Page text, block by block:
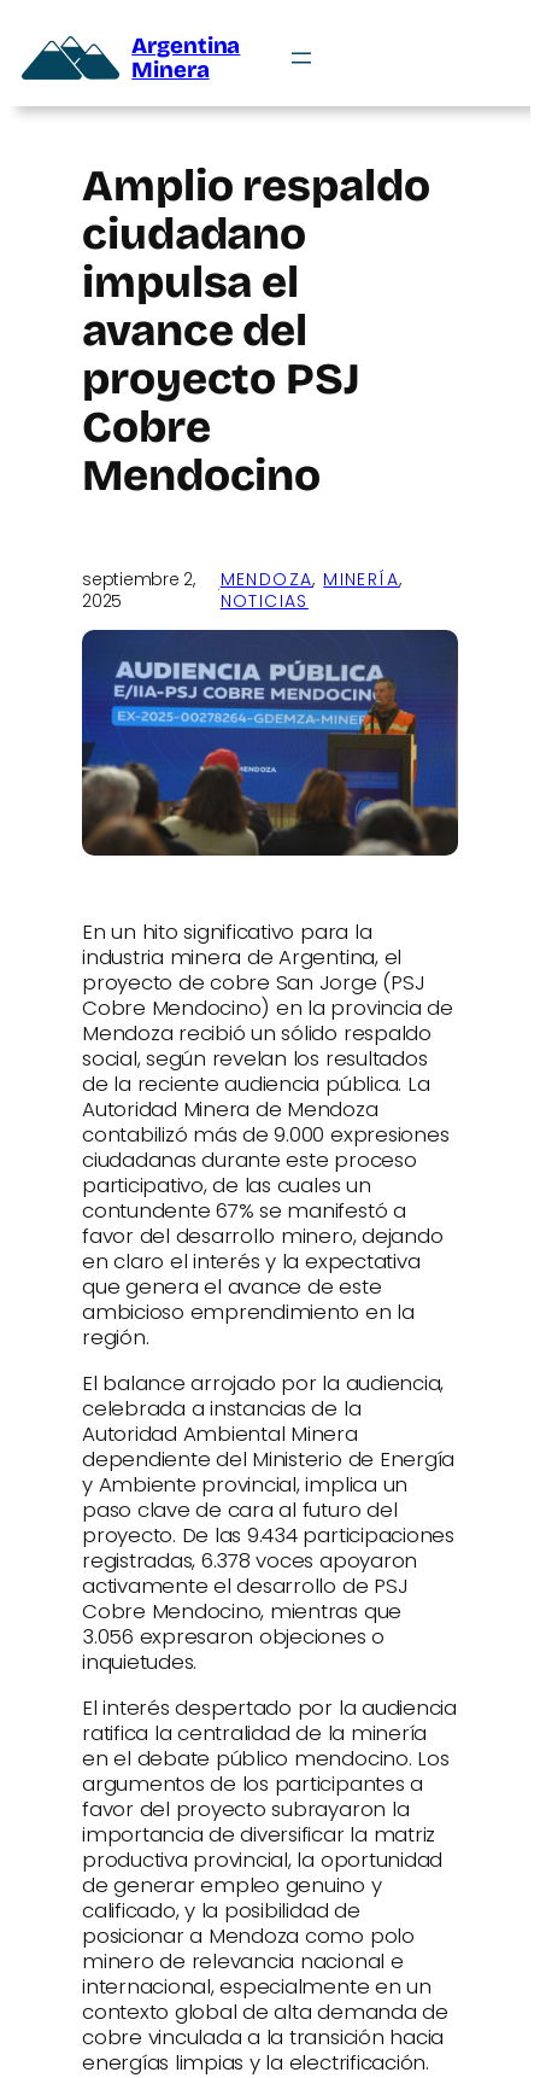
Argentina
Minera
Amplio respaldo
ciudadano
impulsa el
avance del
proyecto PSJ
Cobre
Mendocino
septiembre 2,
2025
·MENDOZA, MINERÍA
NOTICIAS
En un hito significativo para la
industria minera de Argentina, el
proyecto de cobre San Jorge (PSJ
Cobre Mendocino) en la provincia de
Mendoza recibió un sólido respaldo
social, según revelan los resultados
de la reciente audiencia pública. La
Autoridad Minera de Mendoza
contabilizó más de 9.000 expresiones
ciudadanas durante este proceso
participativo, de las cuales un
contundente 67% se manifestó a
favor del desarrollo minero, dejando
en claro el interés y la expectativa
que genera el avance de este
ambicioso emprendimiento en la
región.
El balance arrojado por la audiencia,
celebrada a instancias de la
Autoridad Ambiental Minera
dependiente del Ministerio de Energía
y Ambiente provincial, implica un
paso clave de cara al futuro del
proyecto. De las 9.434 participaciones
registradas, 6.378 voces apoyaron
activamente el desarrollo de PSJ
Cobre Mendocino, mientras que
3.056 expresaron objeciones o
inquietudes.
El interés despertado por la audiencia
ratifica la centralidad de la minería
en el debate público mendocino. Los
argumentos de los participantes a
favor del proyecto subrayaron la
importancia de diversificar la matriz
productiva provincial, la oportunidad
de generar empleo genuino y
calificado, y la posibilidad de
posicionar a Mendoza como polo
minero de relevancia nacional e
internacional, especialmente en un
contexto global de alta demanda de
cobre vinculada a la transición hacia
energías limpias y la electrificación.